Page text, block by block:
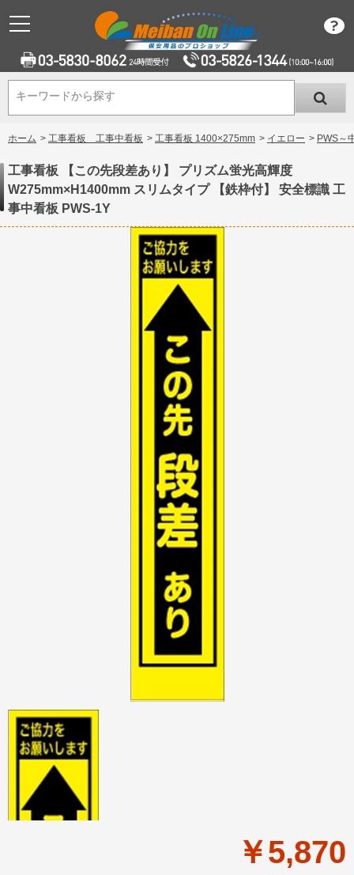
キーワードから探す
キーワードから探す
ホーム > 工事看板 工事中看板 > 工事看板 1400×275mm > イエロー > PWS～
工事看板 【この先段差あり】 プリズム蛍光高輝度
W275mm×H1400mm スリムタイプ 【鉄枠付】 安全標識 工
事中看板 PWS-1Y
￥5,870